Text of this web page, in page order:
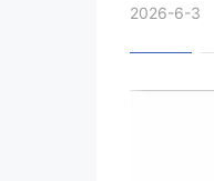
2026-6-3